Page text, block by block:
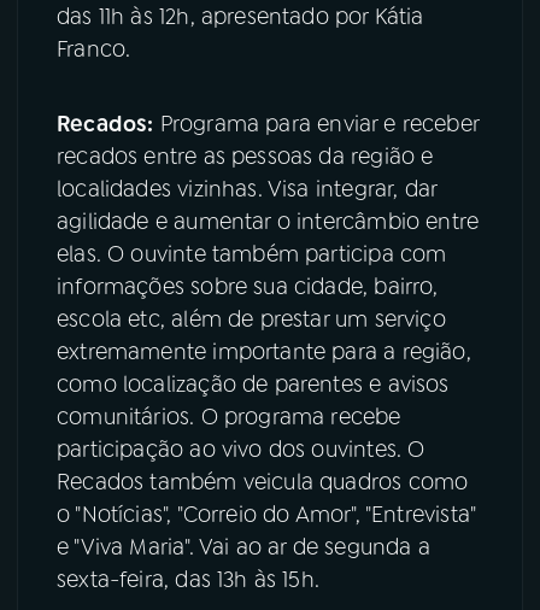
das 11h às 12h, apresentado por Kátia
Franco.
Recados: Programa para enviar e receber
recados entre as pessoas da região e
localidades vizinhas. Visa integrar, dar
agilidade e aumentar o intercâmbio entre
elas. O ouvinte também participa com
informações sobre sua cidade, bairro,
escola etc, além de prestar um serviço
extremamente importante para a região,
como localização de parentes e avisos
comunitários. O programa recebe
participação ao vivo dos ouvintes. O
Recados também veicula quadros como
o "Notícias", "Correio do Amor", "Entrevista"
e "Viva Maria". Vai ao ar de segunda a
sexta-feira, das 13h às 15h.